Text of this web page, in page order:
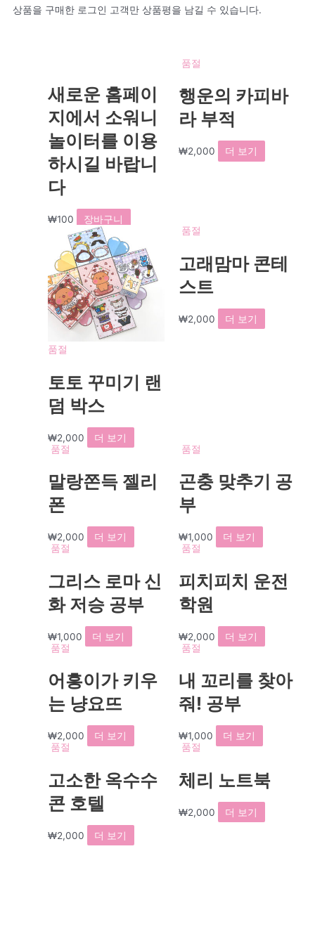
상품을 구매한 로그인 고객만 상품평을 남길 수 있습니다.
새로운 홈페이
지에서 소워니
놀이터를 이용
하시길 바랍니
다
₩100 장바구니
품절
행운의 카피바
라 부적
₩2,000 더 보기
품절
토토 꾸미기 랜
덤 박스
₩2,000 더 보기
품절
고래맘마 콘테
스트
₩2,000 더 보기
품절
말랑쫀득 젤리
폰
₩2,000 더 보기
품절
곤충 맞추기 공
부
₩1,000
더 보기
품절
그리스 로마 신
화 저승 공부
₩1,000 더 보기
품절
피치피치 운전
학원
₩2,000
더 보기
품절
어흥이가 키우
는 냥요뜨
₩2,000 더 보기
품절
내 꼬리를 찾아
줘! 공부
₩1,000
더 보기
품절
고소한 옥수수
콘 호텔
₩2,000 더 보기
품절
체리 노트북
₩2,000 더 보기